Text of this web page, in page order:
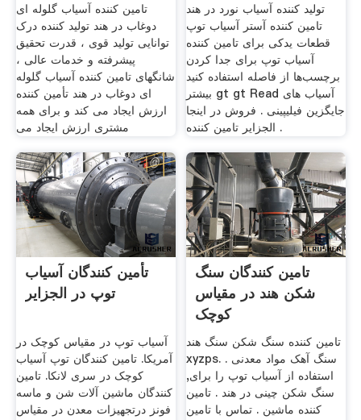
تامین کننده آسیاب گلوله ای
دوغاب در هند تولید کننده درک
توانایی تولید قوی ، قدرت تحقیق
پیشرفته و خدمات عالی ،
شانگهای تامین کننده آسیاب گلوله
ای دوغاب در هند تأمین کننده
ارزش ایجاد می کند و برای همه
مشتری ارزش ایجاد می
تولید کننده آسیاب نورد در هند
تامین کننده آستر آسیاب توپ
قطعات یدکی برای تامین کننده
آسیاب توپ برای جدا کردن
برچسب‌ها از فاصله استفاده کنید
بیشتر gt gt Read آسیاب های
جایگزین فیلیپینی . فروش در اینجا
. الجزایر تامین کننده
تأمین کنندگان آسیاب
توپ در الجزایر
آسیاب توپ در مقیاس کوچک در
آمریکا. تامین کنندگان توپ آسیاب
کوچک در سری لانکا. تامین
کنندگان ماشین آلات شن و ماسه
فونز درتجهیزات معدن در مقیاس
تامین کنندگان سنگ
شکن هند در مقیاس
کوچک
تامین کننده سنگ شکن سنگ هند
xyzps. سنگ آهک مواد معدنی .
استفاده از آسیاب توپ را برای,
سنگ شکن چینی در هند . تامین
کننده ماشین . تماس با تامین